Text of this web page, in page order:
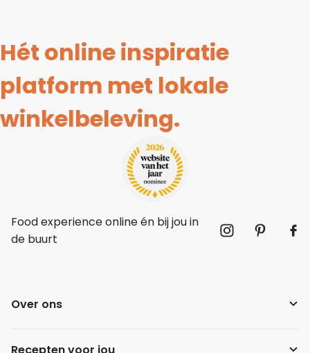
Hét online inspiratie
platform met lokale
winkelbeleving.
Food experience online én bij jou in
de buurt
Over ons
Recepten voor jou